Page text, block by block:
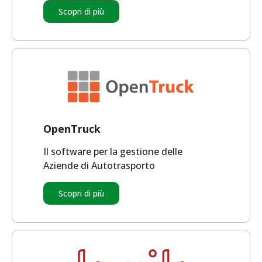
Scopri di più
OpenTruck
Il software per la gestione delle
Aziende di Autotrasporto
Scopri di più